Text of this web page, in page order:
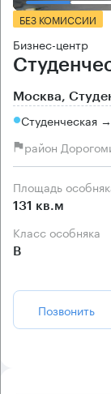
БЕЗ КОМИССИИ
Бизнес-центр
Москва,
Студенческая
район
Площадь
131 кв.м
Класс особняка
B
Позвонить